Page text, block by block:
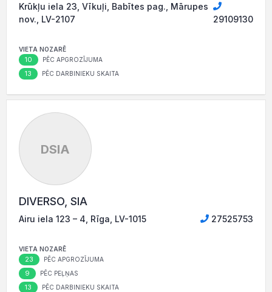
Krūkļu iela 23, Vīkuļi, Babītes pag., Mārupes
nov., LV-2107
29109130
VIETA NOZARĒ
10 PĒC APGROZĪJUMA
13 PĒC DARBINIEKU SKAITA
DSIA
DIVERSO, SIA
Airu iela 123 – 4, Rīga, LV-1015 27525753
VIETA NOZARĒ
23 PĒC APGROZĪJUMA
9 PĒC PEĻŅAS
13 PĒC DARBINIEKU SKAITA